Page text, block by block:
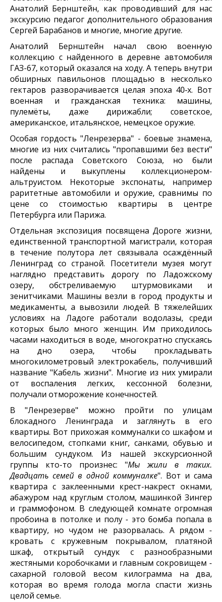
Анатолий Бернштейн, как проводивший для нас
экскурсию педагог дополнительного образования
Сергей Барабанов и многие, многие другие.
Анатолий Бернштейн начал свою военную
коллекцию с найденного в деревне автомобиля
ГАЗ-67, который оказался на ходу. А теперь внутри
обширных павильонов площадью в несколько
гектаров разворачивается целая эпоха 40‑х. Вот
военная и гражданская техника: машины,
пулемёты, даже дирижабли; советское,
американское, итальянское, немецкое оружие.
Особая гордость "Ленрезерва" - боевые знамена,
многие из них считались "пропавшими без вести"
после распада Советского Союза, но были
найдены и выкуплены коллекционером-
альтруистом. Некоторые экспонаты, например
раритетные автомобили и оружие, сравнимы по
цене со стоимостью квартиры в центре
Петербурга или Парижа.
Отдельная экспозиция посвящена Дороге жизни,
единственной транспортной магистрали, которая
в течение полутора лет связывала осаждённый
Ленинград со страной. Посетители музея могут
наглядно представить дорогу по Ладожскому
озеру, обстреливаемую штурмовиками и
зенитчиками. Машины везли в город продукты и
медикаменты, а вывозили людей. В тяжелейших
условиях на Ладоге работали водолазы, среди
которых было много женщин. Им приходилось
часами находиться в воде, многократно спускаясь
на дно озера, чтобы прокладывать
многокилометровый электрокабель, получивший
название "Кабель жизни". Многие из них умирали
от воспаления легких, кессонной болезни,
получали отморожение конечностей.
В "Ленрезерве" можно пройти по улицам
блокадного Ленинграда и заглянуть в его
квартиры. Вот прихожая коммуналки со шкафом и
велосипедом, стопками книг, санками, обувью и
большим сундуком. Из нашей экскурсионной
группы кто-то произнес: "Мы жили в таких.
Двадцать семей в одной коммуналке". Вот и сама
квартира с заклеенными крест-накрест окнами,
абажуром над круглым столом, машинкой Зингер
и граммофоном. В следующей комнате огромная
пробоина в потолке и полу - это бомба попала в
квартиру, но чудом не разорвалась. А рядом -
кровать с кружевным покрывалом, платяной
шкаф, открытый сундук с разнообразными
жестяными коробочками и главным сокровищем -
сахарной головой весом килограмма на два,
которая во время голода могла спасти жизнь
целой семье.